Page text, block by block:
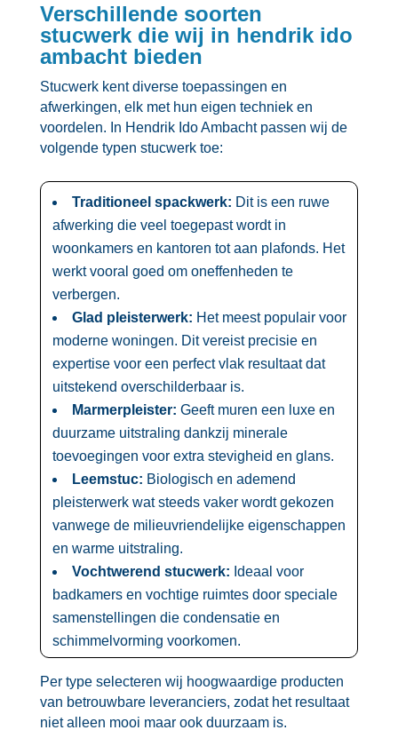
Verschillende soorten
stucwerk die wij in hendrik ido
ambacht bieden
Stucwerk kent diverse toepassingen en
afwerkingen, elk met hun eigen techniek en
voordelen.​ In Hendrik Ido Ambacht passen wij de
volgende typen stucwerk toe:
Traditioneel spackwerk: Dit is een ruwe
afwerking die veel toegepast wordt in
woonkamers en kantoren tot aan plafonds.​ Het
werkt vooral goed om oneffenheden te
verbergen.​
Glad pleisterwerk: Het meest populair voor
moderne woningen.​ Dit vereist precisie en
expertise voor een perfect vlak resultaat dat
uitstekend overschilderbaar is.​
Marmerpleister: Geeft muren een luxe en
duurzame uitstraling dankzij minerale
toevoegingen voor extra stevigheid en glans.​
Leemstuc: Biologisch en ademend
pleisterwerk wat steeds vaker wordt gekozen
vanwege de milieuvriendelijke eigenschappen
en warme uitstraling.​
Vochtwerend stucwerk: Ideaal voor
badkamers en vochtige ruimtes door speciale
samenstellingen die condensatie en
schimmelvorming voorkomen.​
Per type selecteren wij hoogwaardige producten
van betrouwbare leveranciers, zodat het resultaat
niet alleen mooi maar ook duurzaam is.​